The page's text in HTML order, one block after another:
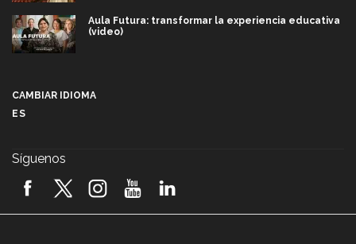
Aula Futura: transformar la experiencia educativa
(video)
2026! (video)
CAMBIAR IDIOMA
ES
Síguenos